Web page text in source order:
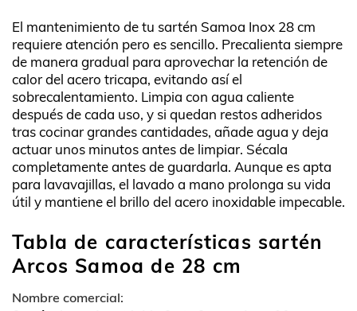
El mantenimiento de tu sartén Samoa Inox 28 cm
requiere atención pero es sencillo. Precalienta siempre
de manera gradual para aprovechar la retención de
calor del acero tricapa, evitando así el
sobrecalentamiento. Limpia con agua caliente
después de cada uso, y si quedan restos adheridos
tras cocinar grandes cantidades, añade agua y deja
actuar unos minutos antes de limpiar. Sécala
completamente antes de guardarla. Aunque es apta
para lavavajillas, el lavado a mano prolonga su vida
útil y mantiene el brillo del acero inoxidable impecable.
Tabla de características sartén
Arcos Samoa de 28 cm
Nombre comercial: